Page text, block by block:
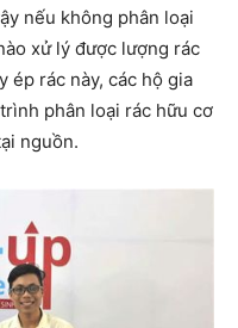
nếu không phân loại
xử lý được lượng rác
ép rác này, các hộ gia
phân loại rác hữu cơ
nguồn.